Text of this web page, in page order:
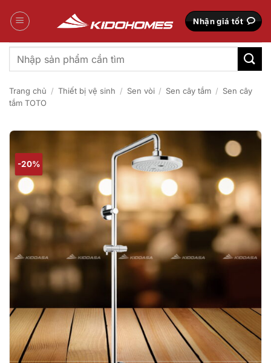
qua
Nhận giá tốt
Tìm
kiếm:
Trang chủ / Thiết bị vệ sinh / Sen vòi / Sen cây tắm / Sen cây
tắm TOTO
-20%